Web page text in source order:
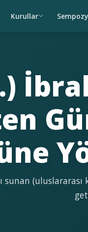
Kurullar
(uluslararası